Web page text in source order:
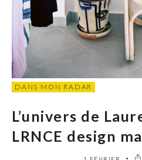
DANS MON RADAR
L’univers de
LRNCE design